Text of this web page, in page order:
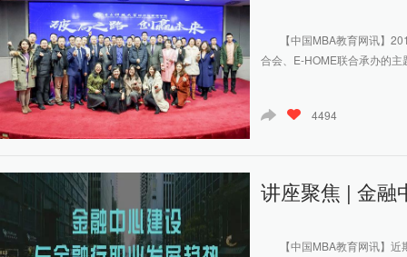
【中国MBA教育网讯】
合会、E-HOME联合承办的
4494
讲座聚焦 | 金融
【中国MBA教育网讯】近